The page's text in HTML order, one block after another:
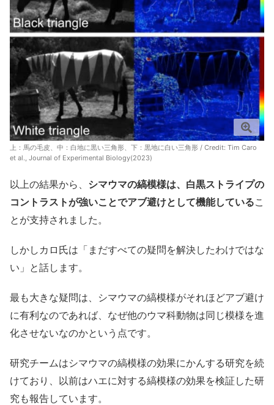
上：馬の毛皮、中：白地に黒い三角形、下：黒地に白い三角形 / Credit: Tim Caro
et al., Journal of Experimental Biology(2023)
以上の結果から、 シマウマの縞模様は、白黒ストライプの
コントラストが強いことでアブ避けとして機能しているこ
とが支持されました。
しかしカロ氏は「まだすべての疑問を解決したわけではな
い」と話します。
最も大きな疑問は、シマウマの縞模様がそれほどアブ避け
に有利なのであれば、なぜ他のウマ科動物は同じ模様を進
化させないなのかという点です。
研究チームはシマウマの縞模様の効果にかんする研究を続
けており、以前はハエに対する縞模様の効果を検証した研
究も報告しています。